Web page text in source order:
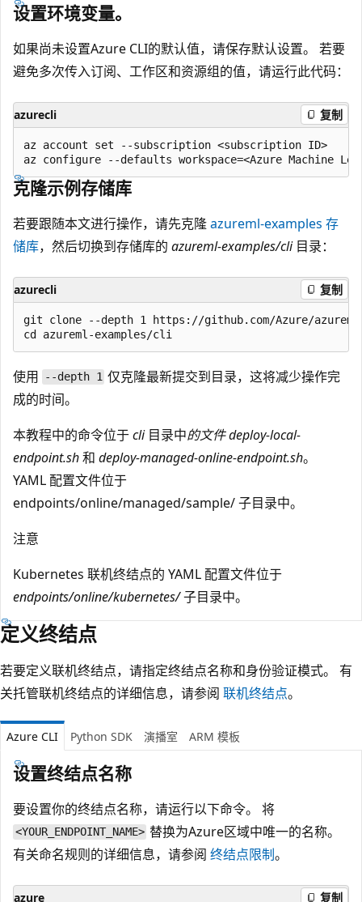
设置环境变量。
如果尚未设置Azure CLI的默认值，请保存默认设置。 若要
避免多次传入订阅、工作区和资源组的值，请运行此代码：
azurecli 复制
az account set --subscription <subscription ID>
克隆示例存储库
若要跟随本文进行操作，请先克隆azureml-examples 存
储库，然后切换到存储库的 azureml-examples/cli目录：
azurecli 复制
git clone --depth 1 https://github.com/Azure/azureml-
使用 --depth 1 仅克隆最新提交到目录，这将减少操作完
成的时间。
本教程中的命令位于cli目录中的文件 deploy-local-
endpoint.sh和 deploy-managed-online-endpoint.sh。
YAML 配置文件位于
endpoints/online/managed/sample/子目录中。
注意
Kubernetes 联机终结点的 YAML 配置文件位于
endpoints/online/kubernetes/子目录中。
定义终结点
若要定义联机终结点，请指定终结点名称和身份验证模式。 有
关托管联机终结点的详细信息，请参阅 联机终结点。
Azure CLI Python SDK 演播室 ARM 模板
设置终结点名称
要设置你的终结点名称，请运行以下命令。 将
<YOUR_ENDPOINT_NAME> 替换为Azure区域中唯一的名称。
有关命名规则的详细信息，请参阅 终结点限制。
azure 复制